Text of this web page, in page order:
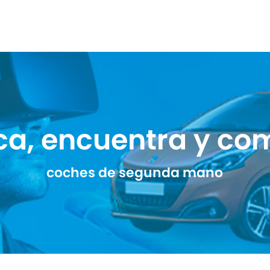
encuentra y
coches de segunda mano